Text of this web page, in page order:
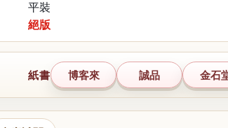
平裝
絕版
紙書 博客來 誠品 金石